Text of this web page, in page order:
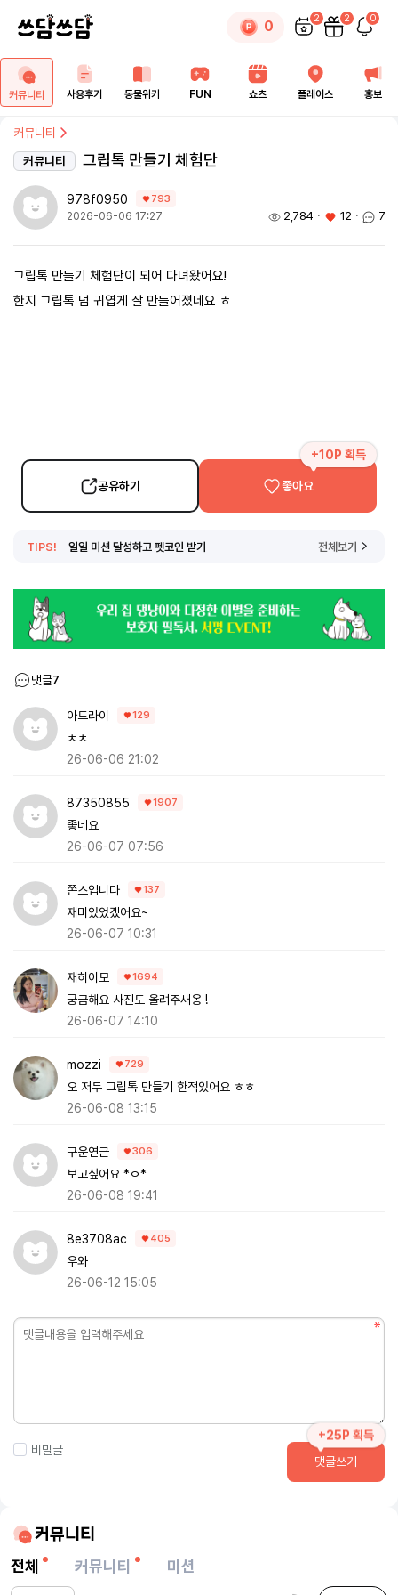
0 2 2 0
커뮤니티 사용후기 동물위키 FUN 쇼츠 플레이스 홍보
커뮤니티
커뮤니티
그립톡 만들기 체험단
978f0950 793
2026-06-06 17:27 2,784 ㆍ 12 ㆍ 7
그립톡 만들기 체험단이 되어 다녀왔어요!
한지 그립톡 넘 귀엽게 잘 만들어졌네요 ㅎ
공유하기
+10P 획득
좋아요
TIPS! 일일 미션 달성하고 펫코인 받기 전체보기
댓글7
아드라이 129
ㅊㅊ
26-06-06 21:02
87350855 1907
좋네요
26-06-07 07:56
쫀스입니다 137
재미있었겠어요~
26-06-07 10:31
재히이모 1694
궁금해요 사진도 올려주새옹 !
26-06-07 14:10
mozzi 729
오 저두 그립톡 만들기 한적있어요 ㅎㅎ
26-06-08 13:15
구운연근 306
보고싶어요 *ㅇ*
26-06-08 19:41
8e3708ac 405
우와
26-06-12 15:05
비밀글
+25P 획득
댓글쓰기
커뮤니티
전체
커뮤니티 미션